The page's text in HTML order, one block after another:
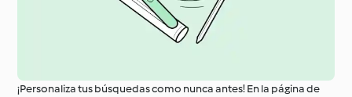
¡Personaliza tus búsquedas como nunca antes! En la página de